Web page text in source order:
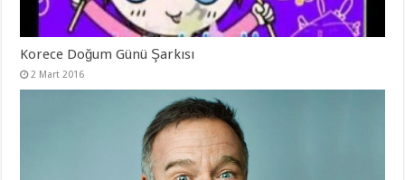
Korece Doğum Günü Şarkısı
2 Mart 2016